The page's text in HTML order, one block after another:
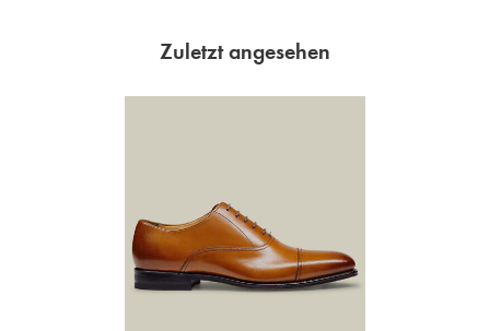
Zuletzt angesehen